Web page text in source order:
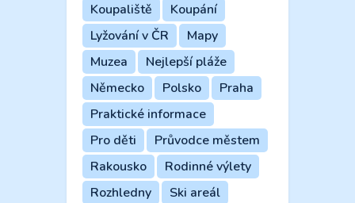
Koupaliště
Koupání
Lyžování v ČR
Mapy
Muzea
Nejlepší pláže
Německo
Polsko
Praha
Praktické informace
Pro děti
Průvodce městem
Rakousko
Rodinné výlety
Rozhledny
Ski areál